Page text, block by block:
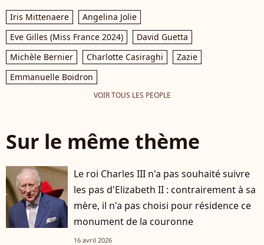
Iris Mittenaere
Angelina Jolie
Eve Gilles (Miss France 2024)
David Guetta
Michèle Bernier
Charlotte Casiraghi
Zazie
Emmanuelle Boidron
VOIR TOUS LES PEOPLE
Sur le même thème
Le roi Charles III n'a pas souhaité suivre
les pas d'Elizabeth II : contrairement à sa
mère, il n'a pas choisi pour résidence ce
monument de la couronne
16 avril 2026